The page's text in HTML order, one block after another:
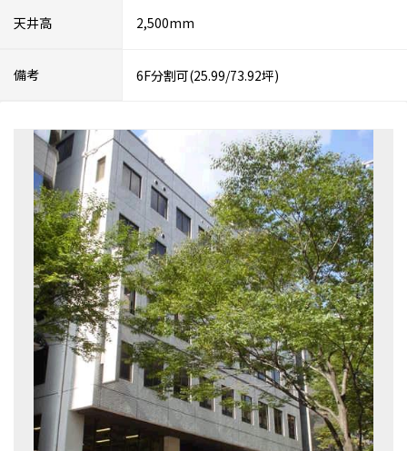
天井高 2,500mm
備考 6F分割可(25.99/73.92坪)